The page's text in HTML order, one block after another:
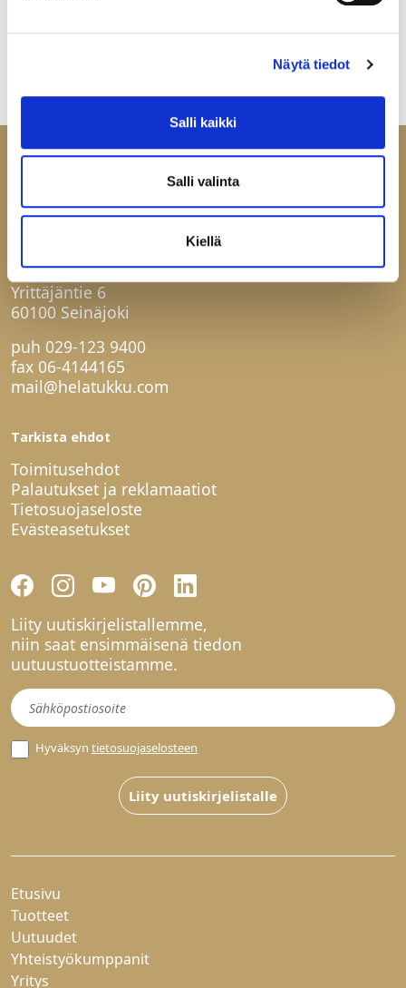
Näytä tiedot
Salli kaikki
Salli valinta
Kiellä
Helatukku Finland Oy
Yrittäjäntie 6
60100 Seinäjoki
puh 029-123 9400
fax 06-4144165
mail@helatukku.com
Tarkista ehdot
Toimitusehdot
Palautukset ja reklamaatiot
Tietosuojaseloste
Evästeasetukset
Liity uutiskirjelistallemme,
niin saat ensimmäisenä tiedon
uutuustuotteistamme.
Uutiskirje
Hyväksyn tietosuojaselosteen
Liity uutiskirjelistalle
Etusivu
Tuotteet
Uutuudet
Yhteistyökumppanit
Yritys